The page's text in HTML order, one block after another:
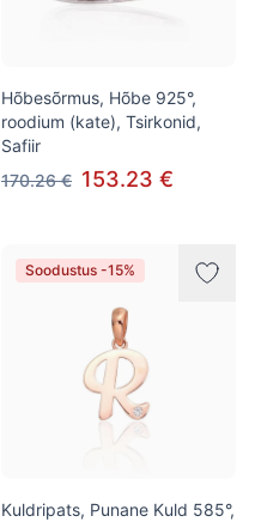
Hõbesõrmus, Hõbe 925°,
roodium (kate), Tsirkonid,
Safiir
170.26 € 153.23 €
Soodustus -15%
Kuldripats, Punane Kuld 585°,